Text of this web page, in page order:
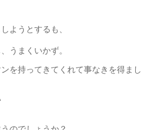
ようとするも、
うまくいかず。
を持ってきてくれて事なきを得まし